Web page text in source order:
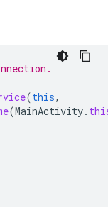
(this,
(MainActivity.